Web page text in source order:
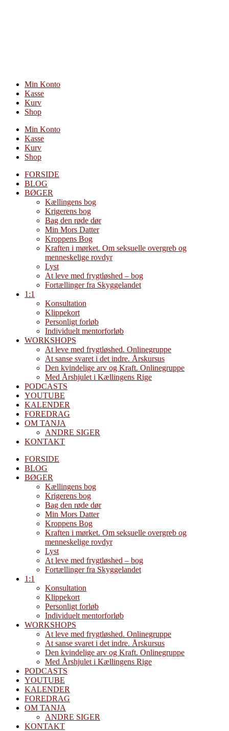
Min Konto
Kasse
Kurv
Shop
Min Konto
Kasse
Kurv
Shop
FORSIDE
BLOG
BØGER
Kællingens bog
Krigerens bog
Bag den røde dør
Min Mors Datter
Kroppens Bog
Kraften i mørket. Om seksuelle overgreb og
menneskelige rovdyr
Lyst
At leve med frygtløshed – bog
Fortællinger fra Skyggelandet
1:1
Konsultation
Klippekort
Personligt forløb
Individuelt mentorforløb
WORKSHOPS
At leve med frygtløshed. Onlinegruppe
At sanse svaret i det indre. Årskursus
Den kvindelige arv og Kraft. Onlinegruppe
Med Årshjulet i Kællingens Rige
PODCASTS
YOUTUBE
KALENDER
FOREDRAG
OM TANJA
ANDRE SIGER
KONTAKT
FORSIDE
BLOG
BØGER
Kællingens bog
Krigerens bog
Bag den røde dør
Min Mors Datter
Kroppens Bog
Kraften i mørket. Om seksuelle overgreb og
menneskelige rovdyr
Lyst
At leve med frygtløshed – bog
Fortællinger fra Skyggelandet
1:1
Konsultation
Klippekort
Personligt forløb
Individuelt mentorforløb
WORKSHOPS
At leve med frygtløshed. Onlinegruppe
At sanse svaret i det indre. Årskursus
Den kvindelige arv og Kraft. Onlinegruppe
Med Årshjulet i Kællingens Rige
PODCASTS
YOUTUBE
KALENDER
FOREDRAG
OM TANJA
ANDRE SIGER
KONTAKT